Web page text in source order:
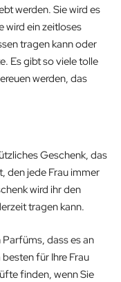
werden. Sie wird es
wird ein zeitloses
tragen kann oder
Es gibt so viele tolle
werden, das
Geschenk, das
den jede Frau immer
wird ihr den
tragen kann.
dass es an
für Ihre Frau
finden, wenn Sie